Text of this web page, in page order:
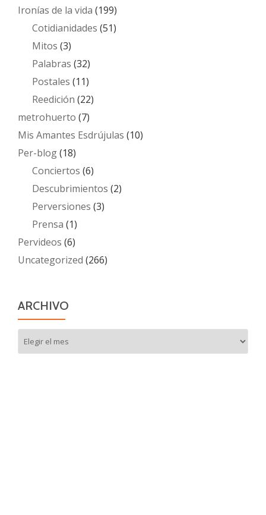
Ironías de la vida (199)
Cotidianidades (51)
Mitos (3)
Palabras (32)
Postales (11)
Reedición (22)
metrohuerto (7)
Mis Amantes Esdrújulas (10)
Per-blog(18)
Conciertos (6)
Descubrimientos (2)
Perversiones (3)
Prensa (1)
Pervideos (6)
Uncategorized (266)
ARCHIVO